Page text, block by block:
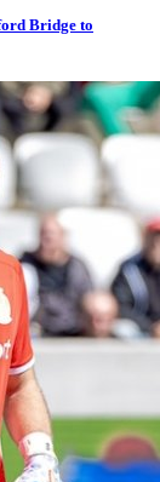
Bridge to